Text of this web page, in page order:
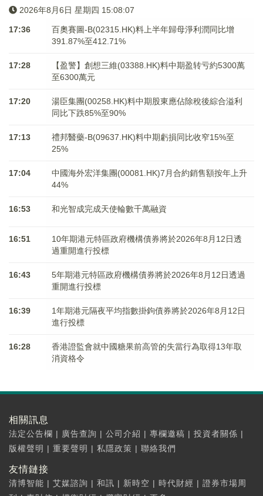
2026年8月6日 星期四 15:08:07
17:36
百奧賽圖-B(02315.HK)料上半年歸母淨利潤同比增
391.87%至412.71%
17:28
【盈警】創想三維(03388.HK)料中期盈转亏約5300萬
至6300萬元
17:20
湯臣集團(00258.HK)料中期股東應佔除稅後綜合溢利
同比下跌85%至90%
17:13
禮邦醫藥-B(09637.HK)料中期虧損同比收窄15%至
25%
17:04
中國海外宏洋集團(00081.HK)7月合約銷售額按年上升
44%
16:53 和光智成完成天使輪數千萬融資
16:51
10年期港元特區政府機構債券將於2026年8月12日透
過重開進行投標
16:43
5年期港元特區政府機構債券將於2026年8月12日透過
重開進行投標
16:39
1年期港元隔夜平均指數掛鉤債券將於2026年8月12日
進行投標
16:28
香港證監會就中國糖果前高管的失當行為取得13年取
消資格令
相關訊息
法定公告欄 | 廣告查詢 | 公司介紹 | 專欄邀稿 | 投資者關係 |
版權聲明 | 重要聲明 | 私隱政策 | 聯絡我們
友情鏈接
清博智能 | 艾媒諮詢 | 和訊 | 新時空 | 時代財經 | 證券市場周